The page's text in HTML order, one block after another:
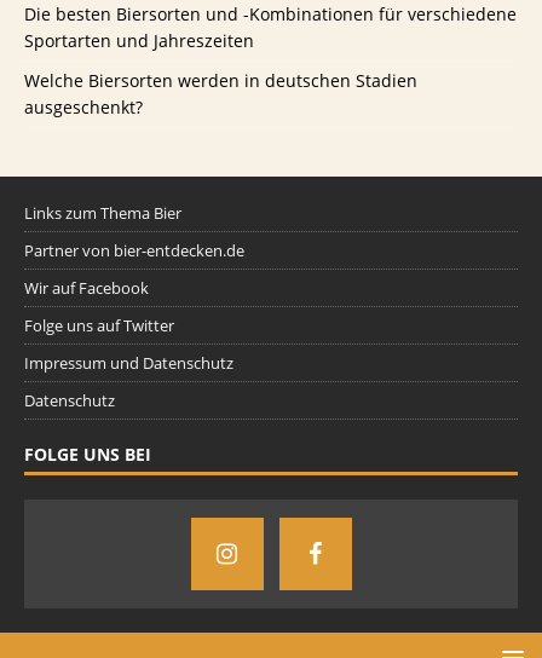
Die besten Biersorten und -Kombinationen für verschiedene
Sportarten und Jahreszeiten
Welche Biersorten werden in deutschen Stadien
ausgeschenkt?
Links zum Thema Bier
Partner von bier-entdecken.de
Wir auf Facebook
Folge uns auf Twitter
Impressum und Datenschutz
Datenschutz
FOLGE UNS BEI